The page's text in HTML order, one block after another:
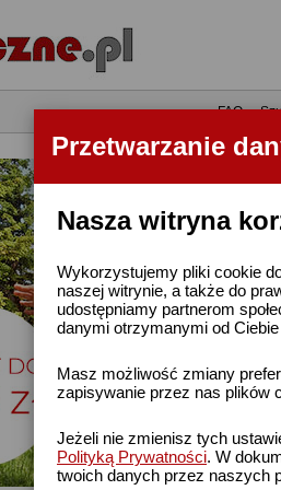
Przetwarzanie
Nasza witryna
Wykorzystujemy pliki cookie
naszej witrynie, a także do
udostępniamy partnerom
danymi otrzymanymi od
Masz możliwość zmiany
zapisywanie przez nas plików
Jeżeli nie zmienisz tych
Polityką Prywatności. W
twoich danych przez naszych
•FAQ•